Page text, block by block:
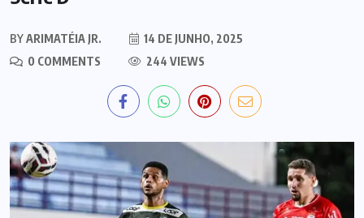
BYARIMATÉIA JR.
14 DE JUNHO, 2025
0 COMMENTS
244 VIEWS